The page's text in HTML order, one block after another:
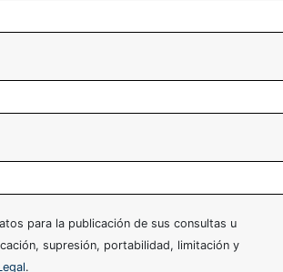
para la publicación de sus consultas u
supresión, portabilidad, limitación y
.